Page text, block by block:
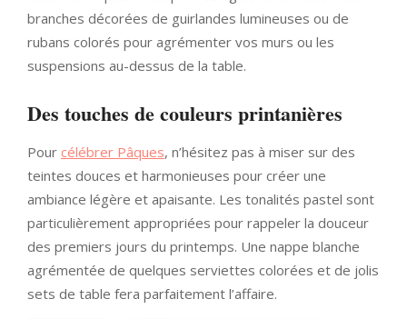
branches décorées de guirlandes lumineuses ou de
rubans colorés pour agrémenter vos murs ou les
suspensions au-dessus de la table.
Des touches de couleurs printanières
Pour célébrer Pâques, n’hésitez pas à miser sur des
teintes douces et harmonieuses pour créer une
ambiance légère et apaisante. Les tonalités pastel sont
particulièrement appropriées pour rappeler la douceur
des premiers jours du printemps. Une nappe blanche
agrémentée de quelques serviettes colorées et de jolis
sets de table fera parfaitement l’affaire.